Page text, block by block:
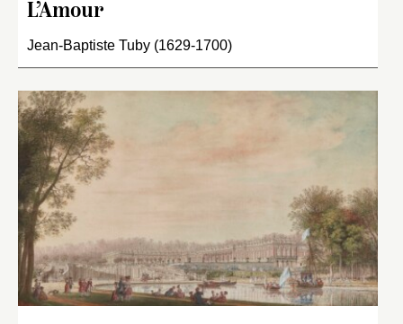
L’Amour
Jean-Baptiste Tuby (1629-1700)